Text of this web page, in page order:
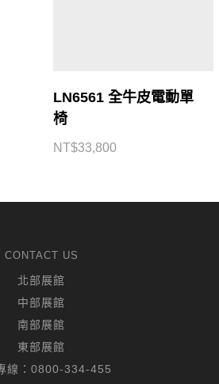
LN6561 全牛皮電動單
椅
NT$33,800
CONTACT US
北部展館
中部展館
南部展館
東部展館
線： 0800-334-455